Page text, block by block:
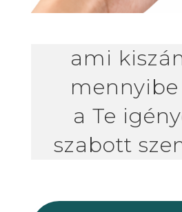
ami
a Te
szabott